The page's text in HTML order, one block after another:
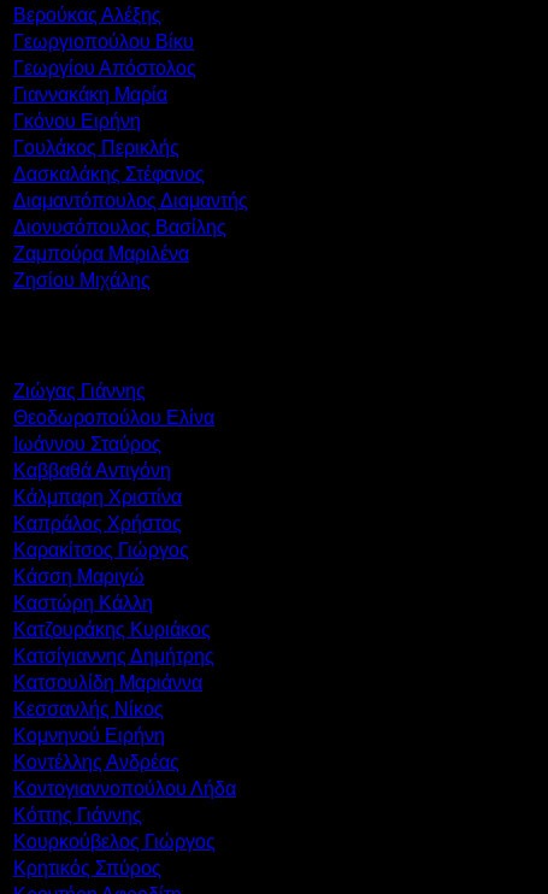
Βερούκας Αλέξης
Γεωργιοπούλου Βίκυ
Γεωργίου Απόστολος
Γιαννακάκη Μαρία
Γκόνου Ειρήνη
Γουλάκος Περικλής
Δασκαλάκης Στέφανος
Διαμαντόπουλος Διαμαντής
Διονυσόπουλος Βασίλης
Ζαμπούρα Μαριλένα
Ζησίου Μιχάλης
Ζιώγας Γιάννης
Θεοδωροπούλου Ελίνα
Ιωάννου Σταύρος
Καββαθά Αντιγόνη
Κάλμπαρη Χριστίνα
Καπράλος Χρήστος
Καρακίτσος Γιώργος
Κάσση Μαριγώ
Καστώρη Κάλλη
Κατζουράκης Κυριάκος
Κατσίγιαννης Δημήτρης
Κατσουλίδη Μαριάννα
Κεσσανλής Νίκος
Κομνηνού Ειρήνη
Κοντέλλης Ανδρέας
Κοντογιαννοπούλου Λήδα
Κόττης Γιάννης
Κουρκούβελος Γιώργος
Κρητικός Σπύρος